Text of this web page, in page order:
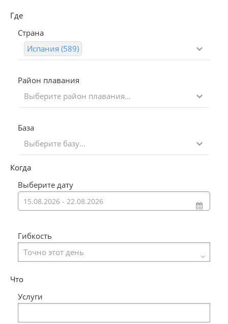
Где
Страна
Испания (589)
Район плавания
Выберите район плавания...
База
Выберите базу...
Когда
Выберите дату
Гибкость
Что
Услуги